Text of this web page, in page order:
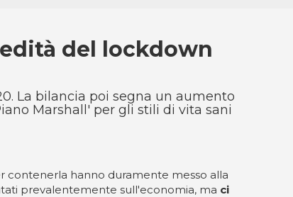
del lockdown
La bilancia poi segna un aumento
Marshall' per gli stili di vita sani
contenerla hanno duramente messo alla
prevalentemente sull'economia, ma ci